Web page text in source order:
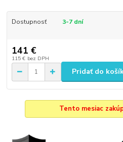
Dostupnosť 3-7 dní
141 €
115 € bez DPH
Pridať do
Tento mesiac